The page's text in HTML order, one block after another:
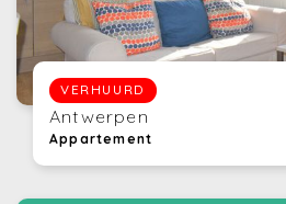
VERHUURD
Antwerpen
Appartement